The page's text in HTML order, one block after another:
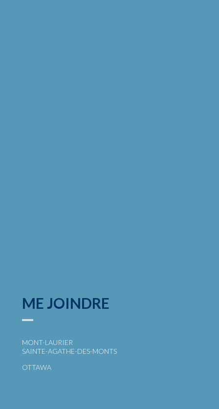
ME JOINDRE
MONT-LAURIER
SAINTE-AGATHE-DES-MONTS
OTTAWA